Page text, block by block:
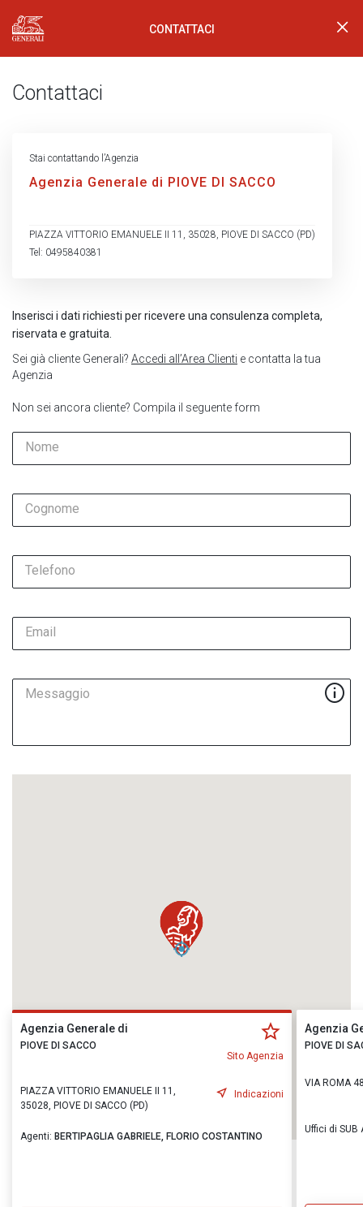
Generali Logo CONTATTACI
Contattaci
Inserisci i dati richiesti per ricevere una consulenza completa,
riservata e gratuita.
Sei già cliente Generali? Accedi all’Area Clienti e contatta la tua
Agenzia
Non sei ancora cliente? Compila il seguente form
Nome
Cognome
Telefono
Email
Messaggio
Stai contattando l’Agenzia
Agenzia Generale di PIOVE DI SACCO
PIAZZA VITTORIO EMANUELE II 11, 35028, PIOVE DI SACCO (PD)
Tel: 0495840381
Agenzia Generale di
PIOVE DI SACCO
Sito Agenzia
PIAZZA VITTORIO EMANUELE II 11,
35028, PIOVE DI SACCO (PD)
Indicazioni
Agenti: BERTIPAGLIA GABRIELE, FLORIO COSTANTINO
Agenzia
PIOVE DI
VIA ROMA
Uffici di SUB